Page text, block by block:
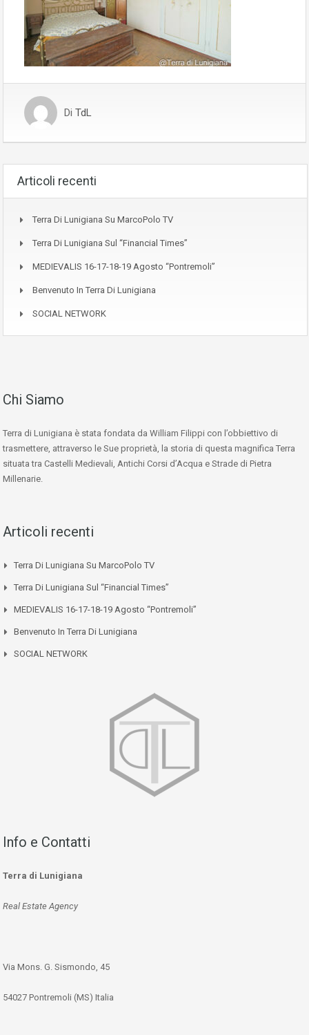
Di TdL
Articoli recenti
Terra Di Lunigiana Su MarcoPolo TV
Terra Di Lunigiana Sul “Financial Times”
MEDIEVALIS 16-17-18-19 Agosto “Pontremoli”
Benvenuto In Terra Di Lunigiana
SOCIAL NETWORK
Chi Siamo
Terra di Lunigiana è stata fondata da William Filippi con l’obbiettivo di
trasmettere, attraverso le Sue proprietà, la storia di questa magnifica Terra
situata tra Castelli Medievali, Antichi Corsi d’Acqua e Strade di Pietra
Millenarie.
Articoli recenti
Terra Di Lunigiana Su MarcoPolo TV
Terra Di Lunigiana Sul “Financial Times”
MEDIEVALIS 16-17-18-19 Agosto “Pontremoli”
Benvenuto In Terra Di Lunigiana
SOCIAL NETWORK
Info e Contatti
Terra di Lunigiana
Real Estate Agency
Via Mons. G. Sismondo, 45
54027 Pontremoli (MS) Italia